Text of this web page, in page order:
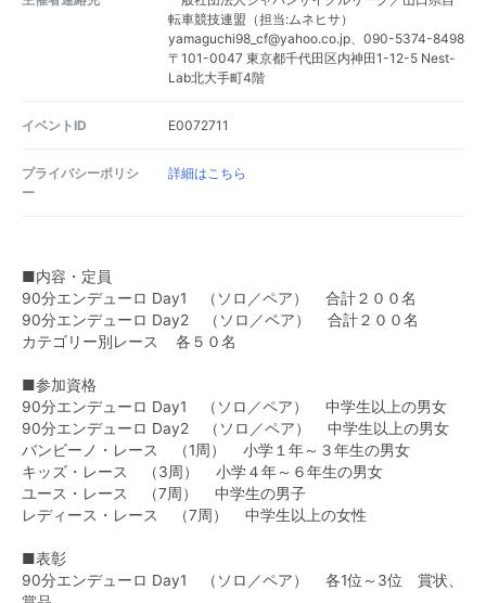
転車競技連盟（担当:ムネヒサ）
yamaguchi98_cf@yahoo.co.jp、090-5374-8498
〒101-0047 東京都千代田区内神田1-12-5 Nest-
Lab北大手町4階
イベントID E0072711
プライバシーポリシ
ー
詳細はこちら
■内容・定員
90分エンデューロ Day1 （ソロ／ペア） 合計２００名
90分エンデューロ Day2 （ソロ／ペア） 合計２００名
カテゴリー別レース 各５０名
■参加資格
90分エンデューロ Day1 （ソロ／ペア） 中学生以上の男女
90分エンデューロ Day2 （ソロ／ペア） 中学生以上の男女
バンビーノ・レース （1周） 小学１年～３年生の男女
キッズ・レース （3周） 小学４年～６年生の男女
ユース・レース （7周） 中学生の男子
レディース・レース （7周） 中学生以上の女性
■表彰
90分エンデューロ Day1 （ソロ／ペア） 各1位～3位 賞状、